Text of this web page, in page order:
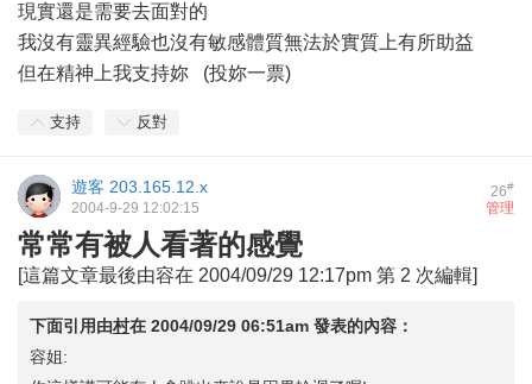
現實還是需要去面對的
我沒有靈異經驗也沒有敏感體質無法於實質上有所助益
但在精神上我支持妳 (投妳一票)
支持 反對
26#
遊客 203.165.12.x
管理
2004-9-29 12:02:15
常常有被人看著的感覺
[這篇文章最後由容在 2004/09/29 12:17pm 第 2 次編輯]
下面引用由村在 2004/09/29 06:51am 發表的內容：
容姐: